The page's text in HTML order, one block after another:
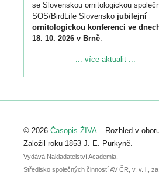
se Slovenskou ornitologickou
SOS/BirdLife Slovensko jubilejní
ornitologickou konferenci ve
18. 10. 2026 v Brně.
Podrobnější informace ke konferenci
Registrovat se můžete do 6. září.
abstraktu přihlášené přednášky nebo
posteru je už 30. června.
... více aktualit ...
© 2026 Časopis ŽIVA– Rozhled v
Založil roku 1853 J. E. Purkyně.
Vydává Nakladatelství Academia,
Středisko společných činností AV ČR, v. v. i.,